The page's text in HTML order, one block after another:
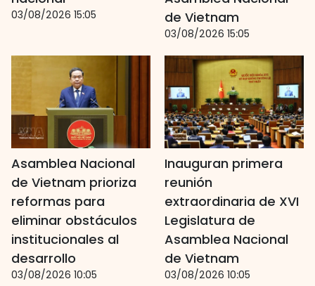
03/08/2026 15:05
de Vietnam
03/08/2026 15:05
Asamblea Nacional
de Vietnam prioriza
reformas para
eliminar obstáculos
institucionales al
desarrollo
03/08/2026 10:05
Inauguran primera
reunión
extraordinaria de XVI
Legislatura de
Asamblea Nacional
de Vietnam
03/08/2026 10:05